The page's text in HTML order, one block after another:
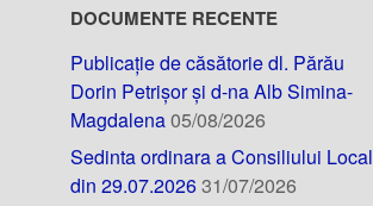
DOCUMENTE RECENTE
Publicație de căsătorie dl. Părău
Dorin Petrișor și d-na Alb Simina-
Magdalena05/08/2026
Sedinta ordinara a Consiliului Local
din 29.07.202631/07/2026